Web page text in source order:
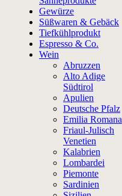
Gewürze
Süßwaren & Gebäck
Tiefkühlprodukt
Espresso & Co.
Wein
Abruzzen
Alto Adige
Südtirol
Apulien
Deutsche Pfalz
Emilia Romana
Friaul-Julisch
Venetien
Kalabrien
Lombardei
Piemonte
Sardinien